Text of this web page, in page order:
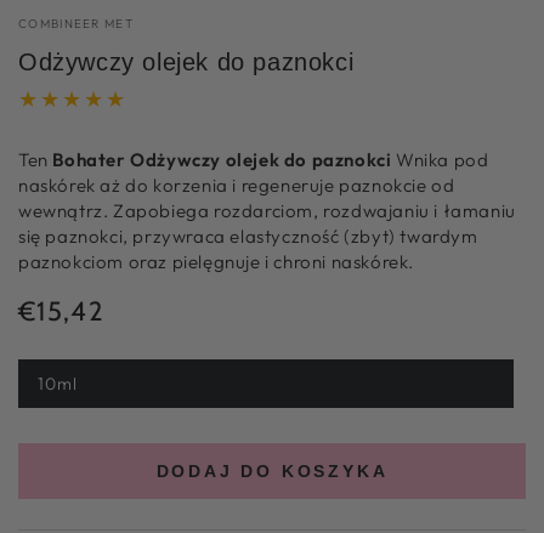
COMBINEER MET
Odżywczy olejek do paznokci
Ten Bohater Odżywczy olejek do paznokci Wnika pod
naskórek aż do korzenia i regeneruje paznokcie od
wewnątrz. Zapobiega rozdarciom, rozdwajaniu i łamaniu
się paznokci, przywraca elastyczność (zbyt) twardym
paznokciom oraz pielęgnuje i chroni naskórek.
Normale
€15,42
10ml
DODAJ DO KOSZYKA